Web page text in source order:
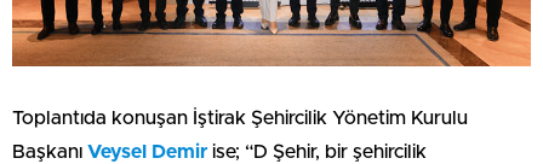
Toplantıda konuşan İştirak Şehircilik Yönetim Kurulu
Başkanı Veysel Demir ise; “D Şehir, bir şehircilik